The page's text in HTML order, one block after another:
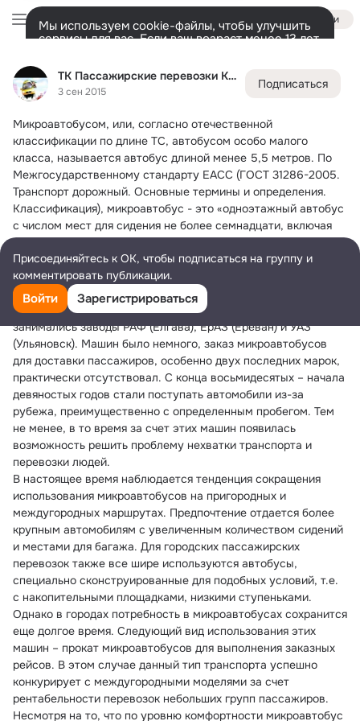
ТК Пассажирские перевозки КБР
3 сен 2015
Подписаться
Микроавтобусом, или, согласно отечественной
классификации по длине ТС, автобусом особо малого
класса, называется автобус длиной менее 5,5 метров. По
Межгосударственному стандарту ЕАСС (ГОСТ 31286-2005.
Транспорт дорожный. Основные термины и определения.
Классификация), микроавтобус - это «одноэтажный автобус
с числом мест для сидения не более семнадцати, включая
место водителя». В классическом понимании автомобилей
этого типа, стоячих мест в микроавтобусе быть не должно.
Микроавтобусы широко используются для обеспечения
городских перевозок в качестве маршрутных такси. До 1985
года в нашей стране выпуском автомобилей этого типа
занимались заводы РАФ (Елгава), ЕрАЗ (Ереван) и УАЗ
(Ульяновск). Машин было немного, заказ микроавтобусов
для доставки пассажиров, особенно двух последних марок,
практически отсутствовал. С конца восьмидесятых – начала
девяностых годов стали поступать автомобили из-за
рубежа, преимущественно с определенным пробегом. Тем
не менее, в то время за счет этих машин появилась
возможность решить проблему нехватки транспорта и
перевозки людей.
В настоящее время наблюдается тенденция сокращения
использования микроавтобусов на пригородных и
междугородных маршрутах. Предпочтение отдается более
крупным автомобилям с увеличенным количеством сидений
и местами для багажа. Для городских пассажирских
перевозок также все шире используются автобусы,
специально сконструированные для подобных условий, т.е.
с накопительными площадками, низкими ступеньками.
Однако в городах потребность в микроавтобусах сохранится
еще долгое время. Следующий вид использования этих
машин – прокат микроавтобусов для выполнения заказных
рейсов. В этом случае данный тип транспорта успешно
конкурирует с междугородными моделями за счет
рентабельности перевозок небольших групп пассажиров.
Несмотря на то, что по уровню комфортности микроавтобус
Войти
Мы используем cookie-файлы, чтобы улучшить
сервисы для вас. Если ваш возраст менее 13 лет,
представитель.
Разрешить все Настроить
Лента Участники Ещё
Дополнительная
колонка
Всё266 Обсуждаемые
Присоединяйтесь к ОК, чтобы подписаться на группу и
комментировать публикации.
Войти Зарегистрироваться